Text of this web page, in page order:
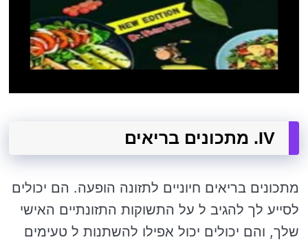
IV. מתכונים בריאים
מתכונים בריאים חיוניים לתזונה הופעה. הם יכולים
לסייע לך להגיב ל על התשוקות התזונתיים האישי
שלך, והם יכולים יכול אפילו להשתנות ל טעימים